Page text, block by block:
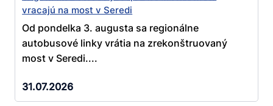
vracajú na most v Seredi
Od pondelka 3. augusta sa regionálne
autobusové linky vrátia na zrekonštruovaný
most v Seredi....
31.07.2026